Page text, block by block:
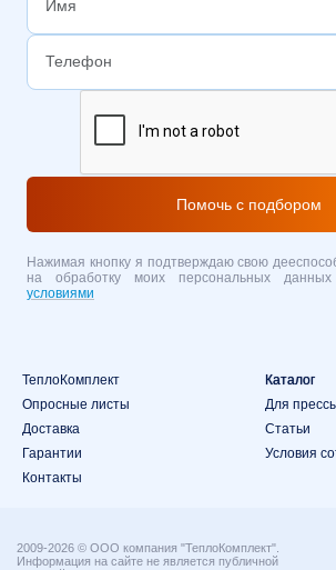
Помочь с подбором
Нажимая кнопку я подтверждаю свою
на обработку моих персональных
условиями
ТеплоКомплект
Каталог
Опросные листы
Для
Доставка
Статьи
Гарантии
Условия
Контакты
2009-2026 © ООО компания "ТеплоКомплект".
Информация на сайте не является публичной